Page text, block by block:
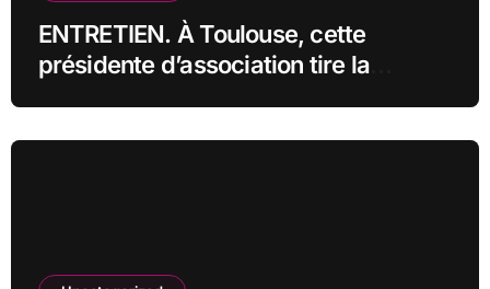
ENTRETIEN. À Toulouse, cette
présidente d’association tire la